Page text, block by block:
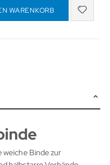
WARENKORB
weiche Binde zur